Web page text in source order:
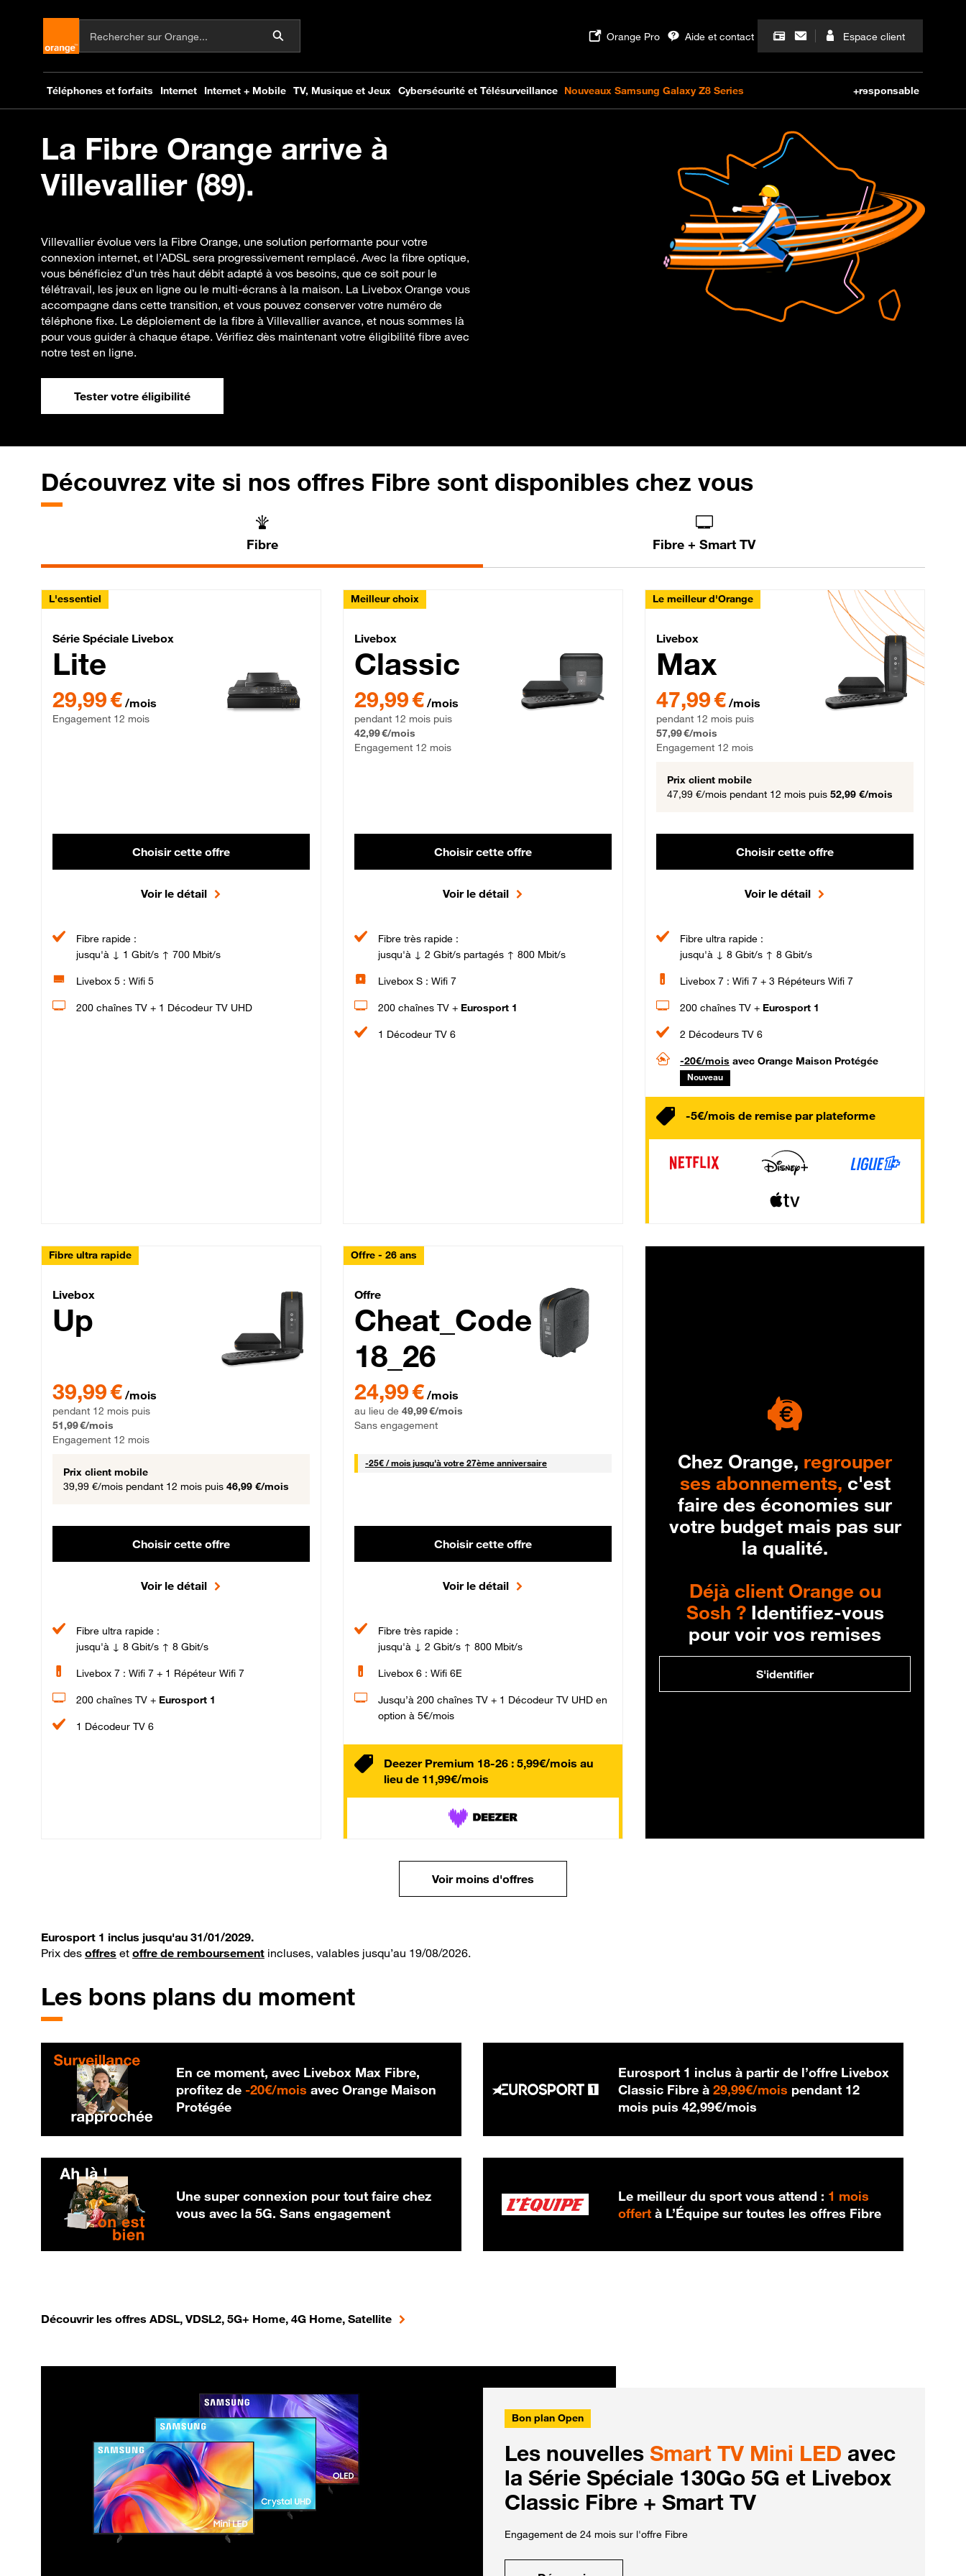
La Fibre Orange arrive à
Villevallier (89).
Villevallier évolue vers la Fibre Orange, une solution performante pour votre
connexion internet, et l’ADSL sera progressivement remplacé. Avec la fibre optique,
vous bénéficiez d’un très haut débit adapté à vos besoins, que ce soit pour le
télétravail, les jeux en ligne ou le multi-écrans à la maison. La Livebox Orange vous
accompagne dans cette transition, et vous pouvez conserver votre numéro de
téléphone fixe. Le déploiement de la fibre à Villevallier avance, et nous sommes là
pour vous guider à chaque étape. Vérifiez dès maintenant votre éligibilité fibre avec
notre test en ligne.
Tester votre éligibilité
Découvrez vite si nos offres Fibre sont disponibles chez vous
Fibre Fibre + Smart TV
L'essentiel
Série Spéciale Livebox Lite Fibre
Série Spéciale Livebox
Lite
29,99 € par mois , Engagement 12 mois
29,99 € /mois
Engagement 12 mois
Choisir cette offre
Voir le détail
Fibre rapide :
jusqu'à ↓ 1 Gbit/s ↑ 700 Mbit/s
Livebox 5 : Wifi 5
200 chaînes TV + 1 Décodeur TV UHD
Meilleur choix
Livebox Classic Fibre
Livebox
Classic
29,99 € par mois pendant 12 mois puis 42,99 € par mois, Engagement 12 mois
29,99 € /mois
pendant 12 mois puis
42,99 €/mois
Engagement 12 mois
Choisir cette offre
Voir le détail
Fibre très rapide :
jusqu'à ↓ 2 Gbit/s partagés ↑ 800 Mbit/s
Livebox S : Wifi 7
200 chaînes TV + Eurosport 1
1 Décodeur TV 6
Le meilleur d'Orange
Livebox Max Fibre
Livebox
Max
47,99 € par mois pendant 12 mois puis 57,99 € par mois,
47,99 € /mois
pendant 12 mois puis
57,99 €/mois
Engagement 12 mois
Prix client mobile
47,99 €/mois pendant 12 mois puis 52,99 €/mois
Choisir cette offre
Voir le détail
Fibre ultra rapide :
jusqu'à ↓ 8 Gbit/s ↑ 8 Gbit/s
Livebox 7 : Wifi 7 + 3 Répéteurs Wifi 7
200 chaînes TV + Eurosport 1
2 Décodeurs TV 6
-20€/mois avec Orange Maison Protégée
Nouveau
-5€/mois de remise par plateforme
Fibre ultra rapide
Livebox Up Fibre
Livebox
Up
39,99 € /mois
pendant 12 mois puis
51,99 €/mois
Engagement 12 mois
Prix client mobile
39,99 €/mois pendant 12 mois puis 46,99 €/mois
Choisir cette offre
Voir le détail
Fibre ultra rapide :
jusqu'à ↓ 8 Gbit/s ↑ 8 Gbit/s
Livebox 7 : Wifi 7 + 1 Répéteur Wifi 7
200 chaînes TV + Eurosport 1
1 Décodeur TV 6
Offre - 26 ans
Cheat_Code Fibre_18_26
Offre
Cheat_Code
18_26
24,99 € /mois
au lieu de 49,99 €/mois
Sans engagement
-25€ / mois25 € par mois
jusqu'à votre 27ème anniversaire
Choisir cette offre
Voir le détail
Fibre très rapide :
jusqu'à ↓ 2 Gbit/s ↑ 800 Mbit/s
Livebox 6 : Wifi 6E
Jusqu’à 200 chaînes TV + 1 Décodeur TV UHD en
option à 5€/mois
Deezer Premium 18-26 : 5,99€/mois au
lieu de 11,99€/mois
Chez Orange, regrouper
ses abonnements, c'est
faire des économies sur
votre budget mais pas sur
la qualité.
Déjà client Orange ou
Sosh ?Identifiez-vous
pour voir vos remises
S'identifier
Voir moins d'offres
Eurosport 1 inclus jusqu'au 31/01/2029.
Prix des offres et offre de remboursement incluses, valables jusqu’au 19/08/2026.
Les bons plans du moment
En ce moment, avec Livebox Max Fibre,
profitez de -20€/mois 20 € par mois
avec Orange Maison
Protégée
Eurosport 1 inclus à partir de l’offre Livebox
Classic Fibre à29,99€/mois 29,99 € par mois
pendant 12
mois puis42,99€/mois
Une super connexion pour tout faire chez
vous avec la 5G. Sans engagement
Le meilleur du sport vous attend : 1 mois
offert à L’Équipe sur toutes les offres Fibre
Découvrir les offres ADSL, VDSL2, 5G+ Home, 4G Home, Satellite
Bon plan Open
Les nouvelles Smart TV Mini LED avec
la Série Spéciale 130Go 5G et Livebox
Classic Fibre + Smart TV
Engagement de 24 mois sur l'offre Fibre